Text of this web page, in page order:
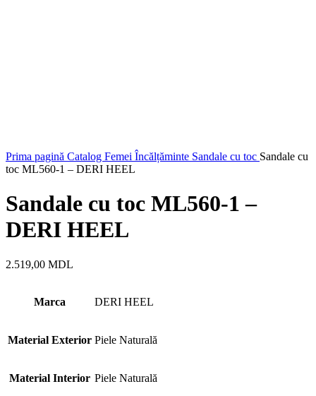
Prima pagină Catalog Femei Încălțăminte Sandale cu toc Sandale cu
toc ML560-1 – DERI HEEL
Sandale cu toc ML560-1 –
DERI HEEL
2.519,00 MDL
Marca DERI HEEL
Material Exterior Piele Naturală
Material Interior Piele Naturală